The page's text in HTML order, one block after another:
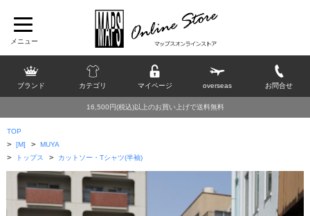
ブランド カテゴリ マイページ overseas お問合せ
16,500円(税込)以上のお買い上げで送料無料
TOP
> [M] > MUYA
> トップス > カットソー・Tシャツ(半袖)